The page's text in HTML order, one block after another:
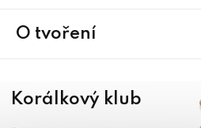
O tvoření
Korálkový klub